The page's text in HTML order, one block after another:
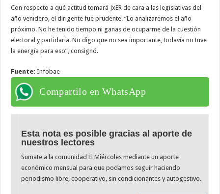
Con respecto a qué actitud tomará JxER de cara a las legislativas del
año venidero, el dirigente fue prudente. “Lo analizaremos el año
próximo. No he tenido tiempo ni ganas de ocuparme de la cuestión
electoral y partidaria. No digo que no sea importante, todavía no tuve
la energía para eso”, consignó.
Fuente: Infobae
Compartilo en WhatsApp
Esta nota es posible gracias al aporte de
nuestros lectores
Sumate a la comunidad El Miércoles mediante un aporte
económico mensual para que podamos seguir haciendo
periodismo libre, cooperativo, sin condicionantes y autogestivo.